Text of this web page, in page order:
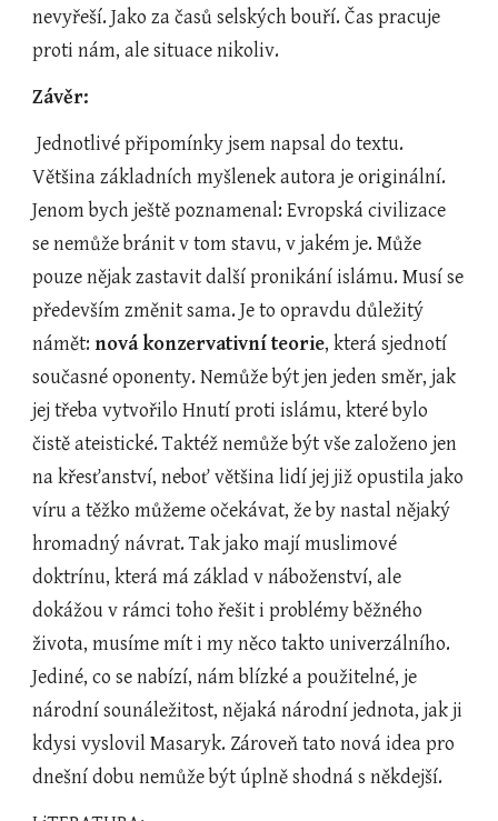
nevyřeší. Jako za časů selských bouří. Čas pracuje
proti nám, ale situace nikoliv.
Závěr:
Jednotlivé připomínky jsem napsal do textu.
Většina základních myšlenek autora je originální.
Jenom bych ještě poznamenal: Evropská civilizace
se nemůže bránit v tom stavu, v jakém je. Může
pouze nějak zastavit další pronikání islámu. Musí se
především změnit sama. Je to opravdu důležitý
námět: nová konzervativní teorie, která sjednotí
současné oponenty. Nemůže být jen jeden směr, jak
jej třeba vytvořilo Hnutí proti islámu, které bylo
čistě ateistické. Taktéž nemůže být vše založeno jen
na křesťanství, neboť většina lidí jej již opustila jako
víru a těžko můžeme očekávat, že by nastal nějaký
hromadný návrat. Tak jako mají muslimové
doktrínu, která má základ v náboženství, ale
dokážou v rámci toho řešit i problémy běžného
života, musíme mít i my něco takto univerzálního.
Jediné, co se nabízí, nám blízké a použitelné, je
národní sounáležitost, nějaká národní jednota, jak ji
kdysi vyslovil Masaryk. Zároveň tato nová idea pro
dnešní dobu nemůže být úplně shodná s někdejší.